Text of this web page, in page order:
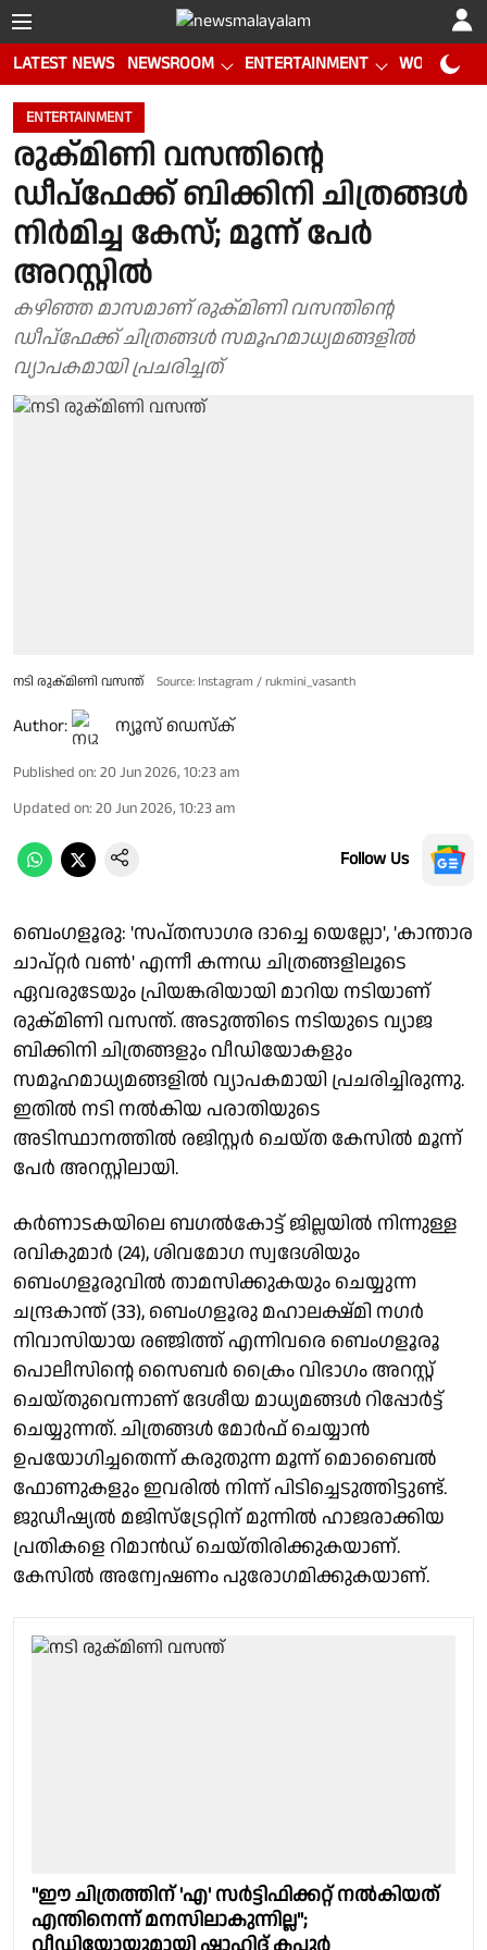
LATEST NEWS NEWSROOM ENTERTAINMENT WORLD CUP
ENTERTAINMENT
രുക്മിണി വസന്തിന്റെ
ഡീപ്ഫേക്ക് ബിക്കിനി ചിത്രങ്ങൾ
നിർമിച്ച കേസ്; മൂന്ന് പേർ
അറസ്റ്റിൽ
കഴിഞ്ഞ മാസമാണ് രുക്മിണി വസന്തിന്റെ
ഡീപ്ഫേക്ക് ചിത്രങ്ങൾ സമൂഹമാധ്യമങ്ങളിൽ
വ്യാപകമായി പ്രചരിച്ചത്
നടി രുക്മിണി വസന്ത് Source: Instagram / rukmini_vasanth
Author: ന്യൂസ് ഡെസ്ക്
Published on: 20 Jun 2026, 10:23 am
Updated on: 20 Jun 2026, 10:23 am
Follow Us
ബെംഗളൂരു: 'സപ്തസാഗര ദാച്ചെ യെല്ലോ', 'കാന്താര
ചാപ്റ്റർ വൺ' എന്നീ കന്നഡ ചിത്രങ്ങളിലൂടെ
ഏവരുടേയും പ്രിയങ്കരിയായി മാറിയ നടിയാണ്
രുക്മിണി വസന്ത്. അടുത്തിടെ നടിയുടെ വ്യാജ
ബിക്കിനി ചിത്രങ്ങളും വീഡിയോകളും
സമൂഹമാധ്യമങ്ങളിൽ വ്യാപകമായി പ്രചരിച്ചിരുന്നു.
ഇതിൽ നടി നൽകിയ പരാതിയുടെ
അടിസ്ഥാനത്തിൽ രജിസ്റ്റർ ചെയ്ത കേസിൽ മൂന്ന്
പേർ അറസ്റ്റിലായി.
കർണാടകയിലെ ബഗൽകോട്ട് ജില്ലയിൽ നിന്നുള്ള
രവികുമാർ (24), ശിവമോഗ സ്വദേശിയും
ബെംഗളൂരുവിൽ താമസിക്കുകയും ചെയ്യുന്ന
ചന്ദ്രകാന്ത് (33), ബെംഗളൂരു മഹാലക്ഷ്മി നഗർ
നിവാസിയായ രഞ്ജിത്ത് എന്നിവരെ ബെംഗളൂരൂ
പൊലീസിന്റെ സൈബർ ക്രൈം വിഭാഗം അറസ്റ്റ്
ചെയ്തുവെന്നാണ് ദേശീയ മാധ്യമങ്ങൾ റിപ്പോർട്ട്
ചെയ്യുന്നത്. ചിത്രങ്ങൾ മോർഫ് ചെയ്യാൻ
ഉപയോഗിച്ചതെന്ന് കരുതുന്ന മൂന്ന് മൊബൈൽ
ഫോണുകളും ഇവരിൽ നിന്ന് പിടിച്ചെടുത്തിട്ടുണ്ട്.
ജുഡീഷ്യൽ മജിസ്‌ട്രേറ്റിന് മുന്നിൽ ഹാജരാക്കിയ
പ്രതികളെ റിമാൻഡ് ചെയ്തിരിക്കുകയാണ്.
കേസിൽ അന്വേഷണം പുരോഗമിക്കുകയാണ്.
"ഈ ചിത്രത്തിന് 'എ' സർട്ടിഫിക്കറ്റ് നൽകിയത്
എന്തിനെന്ന് മനസിലാകുന്നില്ല";